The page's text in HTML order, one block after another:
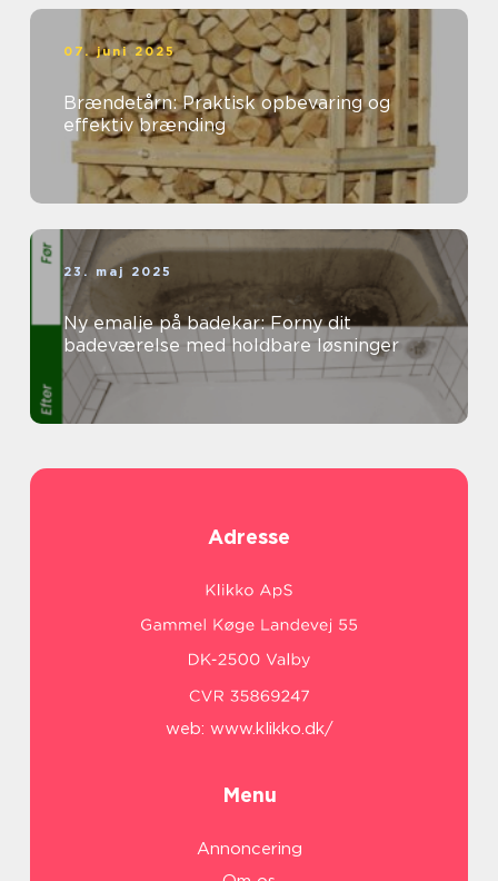
07. juni 2025
Brændetårn: Praktisk opbevaring og
effektiv brænding
23. maj 2025
Ny emalje på badekar: Forny dit
badeværelse med holdbare løsninger
Adresse
web: www.klikko.dk/
Menu
Annoncering